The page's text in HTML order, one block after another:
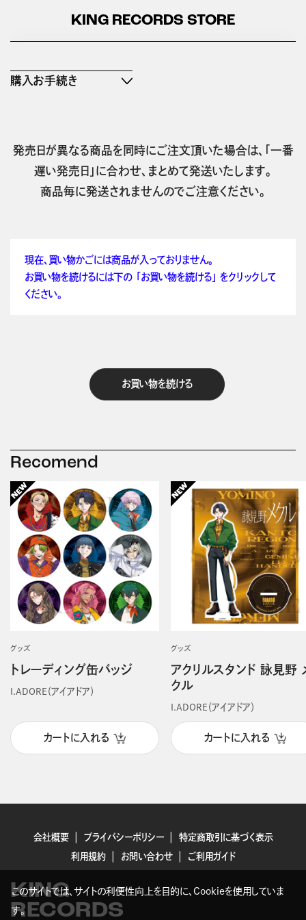
KING RECORDS STORE
購入お手続き
発売日が異なる商品を同時にご注文頂いた場合は、「一番
遅い発売日」に合わせ、まとめて発送いたします。
商品毎に発送されませんのでご注意ください。
現在、買い物かごには商品が入っておりません。
お買い物を続けるには下の 「お買い物を続ける」 をクリックして
ください。
お買い物を続ける
Recomend
グッズ
トレーディング缶バッジ
I.ADORE（アイアドア）
カートに入れる
グッズ
アクリルスタンド 詠見野
クル
I.ADORE（アイアドア）
カートに入れる
会社概要 プライバシーポリシー
特定商取引に基づく表示
利用規約
お問い合わせ ご利用ガイド
KING
RECORDS
このサイトでは、サイトの利便性向上を目的に、Cookieを使用していま
す。